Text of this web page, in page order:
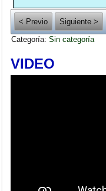
< Previo
Siguiente >
Categoría:Sin categoría
VIDEO